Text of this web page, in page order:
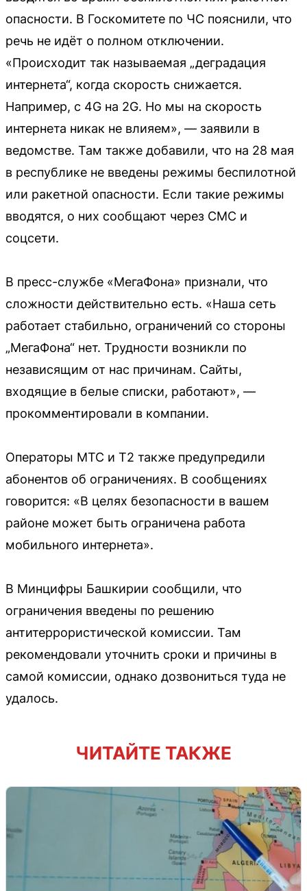
опасности. В Госкомитете по ЧС пояснили, что
речь не идёт о полном отключении.
«Происходит так называемая „деградация
интернета“, когда скорость снижается.
Например, с 4G на 2G. Но мы на скорость
интернета никак не влияем», — заявили в
ведомстве. Там также добавили, что на 28 мая
в республике не введены режимы беспилотной
или ракетной опасности. Если такие режимы
вводятся, о них сообщают через СМС и
соцсети.
В пресс-службе «МегаФона» признали, что
сложности действительно есть. «Наша сеть
работает стабильно, ограничений со стороны
„МегаФона“ нет. Трудности возникли по
независящим от нас причинам. Сайты,
входящие в белые списки, работают», —
прокомментировали в компании.
Операторы МТС и Т2 также предупредили
абонентов об ограничениях. В сообщениях
говорится: «В целях безопасности в вашем
районе может быть ограничена работа
мобильного интернета».
В Минцифры Башкирии сообщили, что
ограничения введены по решению
антитеррористической комиссии. Там
рекомендовали уточнить сроки и причины в
самой комиссии, однако дозвониться туда не
удалось.
ЧИТАЙТЕ ТАКЖЕ